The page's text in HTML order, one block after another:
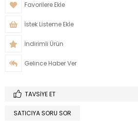
Favorilere Ekle
İstek Listeme Ekle
İndirimli Ürün
Gelince Haber Ver
TAVSIYE ET
SATICIYA SORU SOR